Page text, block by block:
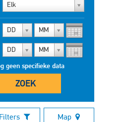
Elk
DD MM
DD MM
geen specifieke data
ZOEK
Filters Map